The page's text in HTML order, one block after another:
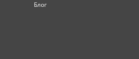
Блог